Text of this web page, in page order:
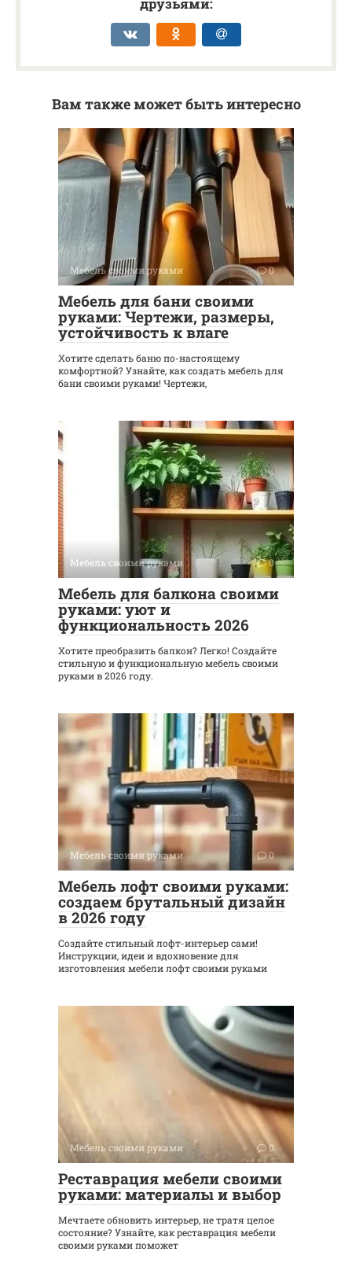
Вам также может быть интересно
Мебель своими руками 0
Мебель для бани своими
руками: Чертежи, размеры,
устойчивость к влаге
Хотите сделать баню по-настоящему
комфортной? Узнайте, как создать мебель для
бани своими руками! Чертежи,
Мебель своими руками 0
Мебель для балкона своими
руками: уют и
функциональность 2026
Хотите преобразить балкон? Легко! Создайте
стильную и функциональную мебель своими
руками в 2026 году.
Мебель своими руками 0
Мебель лофт своими руками:
создаем брутальный дизайн
в 2026 году
Создайте стильный лофт-интерьер сами!
Инструкции, идеи и вдохновение для
изготовления мебели лофт своими руками
Мебель своими руками 0
Реставрация мебели своими
руками: материалы и выбор
Мечтаете обновить интерьер, не тратя целое
состояние? Узнайте, как реставрация мебели
своими руками поможет